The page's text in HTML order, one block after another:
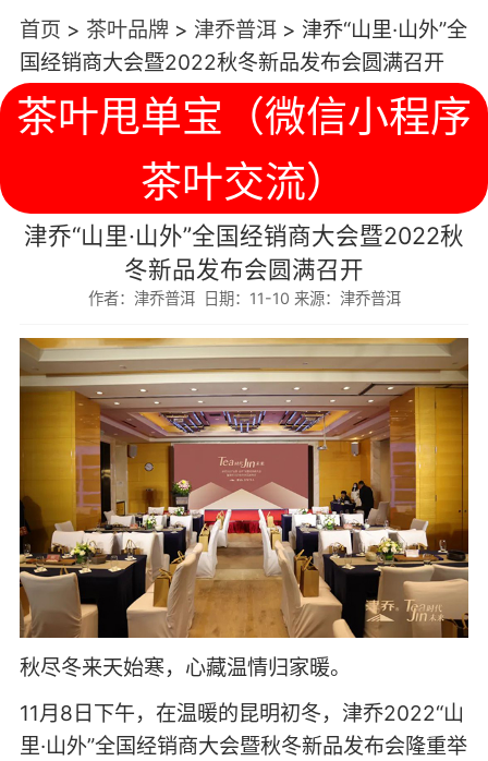
首页 > 茶叶品牌> 津乔普洱> 津乔“山里·山外”全
国经销商大会暨2022秋冬新品发布会圆满召开
茶叶甩单宝（微信小程序
茶叶交流）
津乔“山里·山外”全国经销商大会暨2022秋
冬新品发布会圆满召开
作者：津乔普洱 日期：11-10 来源：津乔普洱
秋尽冬来天始寒，心藏温情归家暖。
11月8日下午，在温暖的昆明初冬，津乔2022“山
里·山外”全国经销商大会暨秋冬新品发布会隆重举